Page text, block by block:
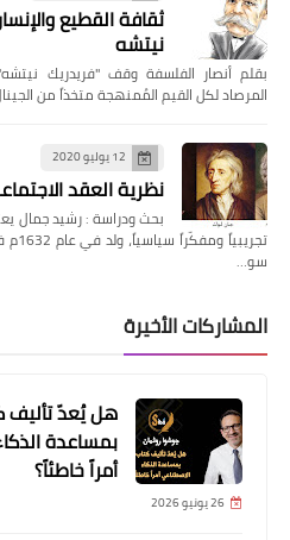
ثقافة القطيع
نيتشه
بقلم أنصار الفلسفة وقف "فريدريك
المرصاد لكل القيم المُمنهجة متخذاً من
12 يوليو 2020
نظرية العقد
بحث ودراسة : رشيد جمال
سو…
المشاركات الأخيرة
هل يُعدّ تأليف
بمساعدة
أمراً خاطئاً؟
26 يونيو 2026